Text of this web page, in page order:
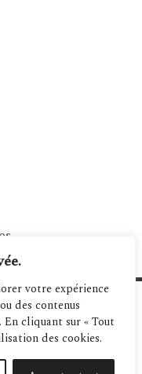
votre expérience
des contenus
cliquant sur « Tout
des cookies.